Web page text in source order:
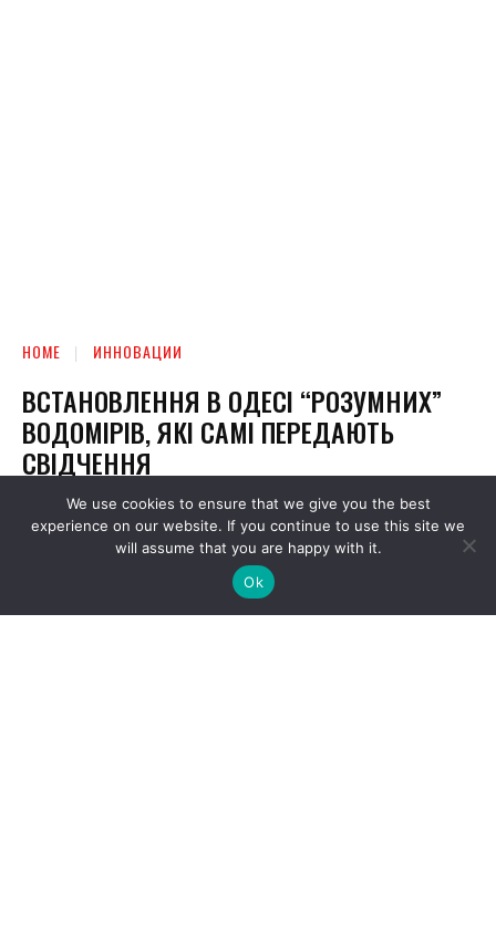
We use cookies to ensure that we give you the best
experience on our website. If you continue to use this site we
will assume that you are happy with it.
Ok